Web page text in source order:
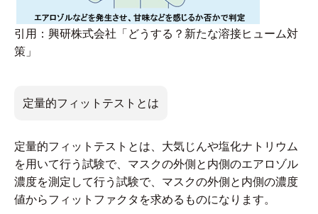
引用：興研株式会社「どうする？新たな溶接ヒューム対
策」
定量的フィットテストとは
定量的フィットテストとは、大気じんや塩化ナトリウム
を用いて行う試験で、マスクの外側と内側のエアロゾル
濃度を測定して行う試験で、マスクの外側と内側の濃度
値からフィットファクタを求めるものになります。